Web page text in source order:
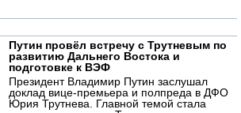
Путин провёл встречу с Трутневым по
развитию Дальнего Востока и
подготовке к ВЭФ
Президент Владимир Путин заслушал
доклад вице-премьера и полпреда в ДФО
Юрия Трутнева. Главной темой стала